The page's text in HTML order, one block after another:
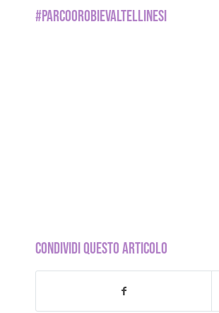
#PARCOOROBIEVALTELLINESI
CONDIVIDI QUESTO ARTICOLO